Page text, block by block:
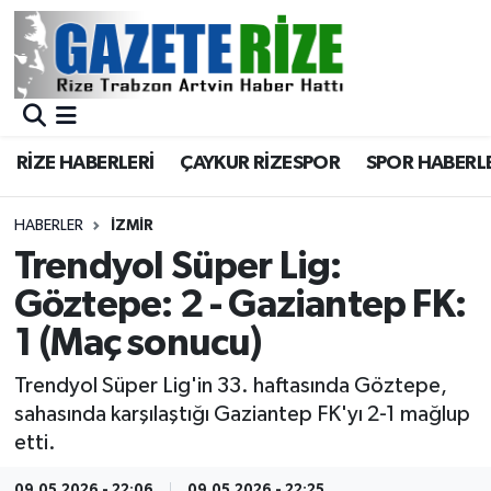
RİZE HABERLERİ ÇAYKUR RİZESPOR SPOR
HABERLER İZMIR
Trendyol Süper Lig:
Göztepe: 2 - Gaziantep FK:
1 (Maç sonucu)
Trendyol Süper Lig'in 33. haftasında Göztepe,
sahasında karşılaştığı Gaziantep FK'yı 2-1 mağlup
etti.
BÖLGEMİZ
Asayiş
Rize Jandarma Komutanlığı
Bilim Teknoloji
Bölge
Advertising news
Merkez Nöbetçi Eczaneler
Merkez Trafik Yoğunluk Haritası
Süper Lig Puan Durumu ve Fikstür
Tüm Manşetler
Son Dakika Haberleri
Haber Arşivi